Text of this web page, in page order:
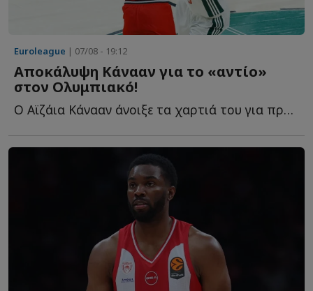
Euroleague | 07/08 - 19:12
Αποκάλυψη Κάνααν για το «αντίο»
στον Ολυμπιακό!
Ο Αϊζάια Κάνααν άνοιξε τα χαρτιά του για πρώτη φορά σ...